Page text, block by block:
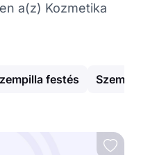
a(z) Kozmetika
festés